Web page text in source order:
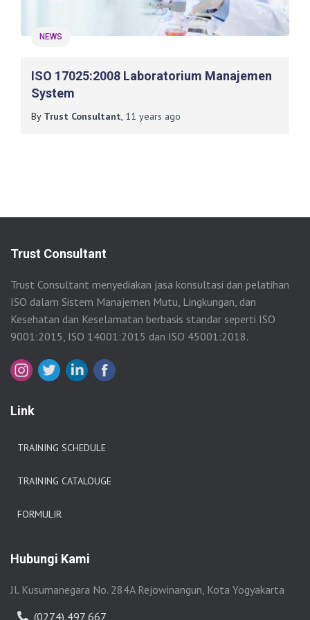
NEWS
ISO 17025:2008 Laboratorium Manajemen
System
By Trust Consultant, 11 years ago
Trust Consultant
Trust Consultant menyediakan jasa konsultasi dan pelatihan
ISO dalam Sistem Manajemen Mutu, Lingkungan, dan
Kesehatan dan Keselamatan berbasis standar seperti ISO
9001:2015, ISO 14001:2015 dan ISO 45001:2018.
Link
TRAINING SCHEDULE
TRAINING CATALOUGE
FORMULIR
Hubungi Kami
Jl. Kusumanegara No. 284A Rejowinangun, Kota Yogyakarta
(0274) 497 667